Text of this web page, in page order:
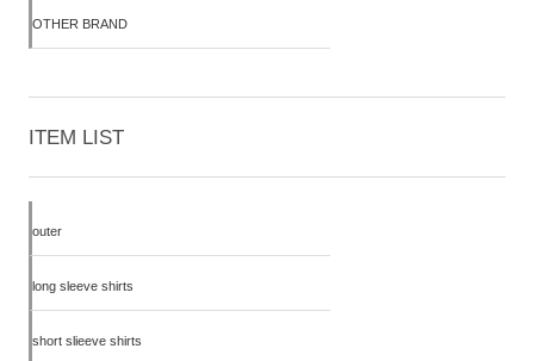
OTHER BRAND
ITEM LIST
outer
long sleeve shirts
short slieeve shirts